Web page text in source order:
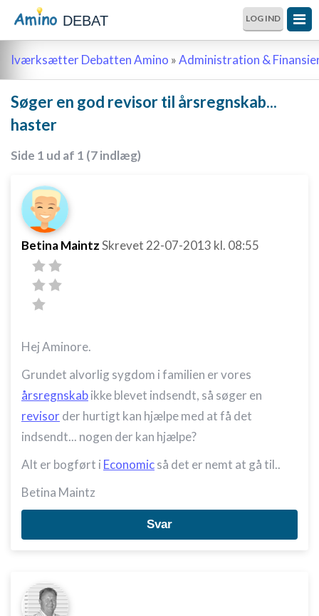
DEBAT LOG IND
Iværksætter Debatten Amino »Administration &
Søger en god revisor til årsregnskab...
haster
Side 1 ud af 1 (7 indlæg)
Betina MaintzSkrevet 22-07-2013 kl. 08:55
Hej Aminore.
Grundet alvorlig sygdom i familien er vores
årsregnskabikke blevet indsendt, så søger en
revisorder hurtigt kan hjælpe med at få det
indsendt... nogen der kan hjælpe?
Alt er bogført i Economicså det er nemt at gå til..
Betina Maintz
Svar